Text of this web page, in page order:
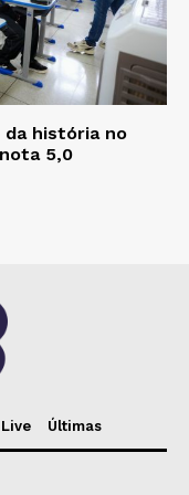
história no
5,0
Live Últimas